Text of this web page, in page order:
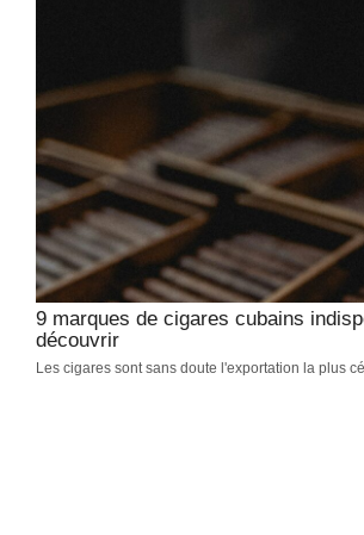
Quelle langue parle-t-on à
Découvrir Cuba - janvier 21, 2026
La langue parlée à Cuba est l'espagnol cubain,
caribéenne unique. Le créole haïtien et l'anglais
paysage linguistique de l'île.